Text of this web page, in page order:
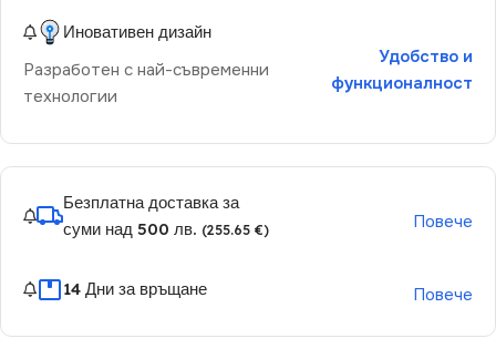
Иновативен дизайн
Разработен с най-съвременни
технологии
Удобство и
функционалност
Безплатна доставка за
суми над 500 лв. (255.65 €) Повече
14 Дни за връщане Повече